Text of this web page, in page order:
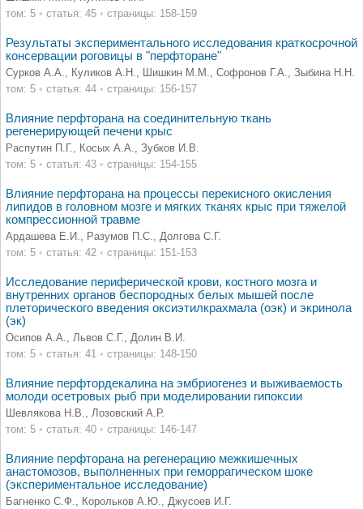
том: 5 • статья: 45 • страницы: 158-159
Результаты экспериментального исследования краткосрочной
консервации роговицы в "перфторане"
Сурков А.А., Куликов А.Н., Шишкин М.М., Софронов Г.А., Зыбина Н.Н.
том: 5 • статья: 44 • страницы: 156-157
Влияние перфторана на соединительную ткань
регенерирующей печени крыс
Распутин П.Г., Косых А.А., Зубков И.В.
том: 5 • статья: 43 • страницы: 154-155
Влияние перфторана на процессы перекисного окисления
липидов в головном мозге и мягких тканях крыс при тяжелой
компрессионной травме
Ардашева Е.И., Разумов П.С., Долгова С.Г.
том: 5 • статья: 42 • страницы: 151-153
Исследование периферической крови, костного мозга и
внутренних органов беспородных белых мышей после
плеторического введения оксиэтилкрахмала (оэк) и экринола
(эк)
Осипов А.А., Львов С.Г., Долин В.И.
том: 5 • статья: 41 • страницы: 148-150
Влияние перфтордекалина на эмбриогенез и выживаемость
молоди осетровых рыб при моделировании гипоксии
Шевлякова Н.В., Лозовский А.Р.
том: 5 • статья: 40 • страницы: 146-147
Влияние перфторана на регенерацию межкишечных
анастомозов, выполненных при геморрагическом шоке
(экспериментальное исследование)
Багненко С.Ф., Корольков А.Ю., Джусоев И.Г.